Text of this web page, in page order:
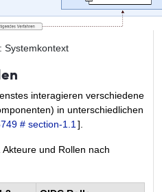
: Systemkontext
interagieren verschiedene
in unterschiedlichen
# section-1.1 ].
und Rollen nach